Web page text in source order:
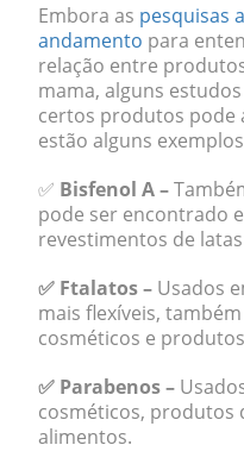
Embora as pesquisas
andamento para
relação entre
mama, alguns
certos produtos pode
estão alguns
✅ Bisfenol A –
pode ser encontrado
revestimentos de
✅ Ftalatos – Usados
mais flexíveis,
cosméticos e
✅ Parabenos –
cosméticos, produtos
alimentos.